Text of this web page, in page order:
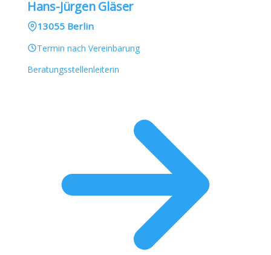
Hans-Jürgen Gläser
13055 Berlin
Termin nach Vereinbarung
Beratungsstellenleiterin